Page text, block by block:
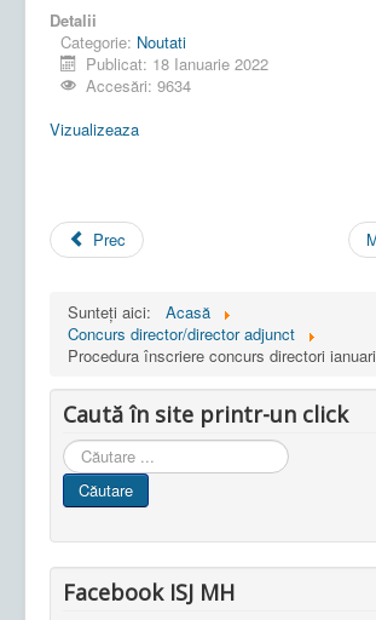
Detalii
Categorie: Noutati
Publicat: 18 Ianuarie 2022
Accesări: 9634
Vizualizeaza
Prec
Sunteți aici:
Acasă
Concurs director/director adjunct
Procedura înscriere concurs directori
Caută în site printr-un click
Cauta
in
site
Căutare
Facebook ISJ MH